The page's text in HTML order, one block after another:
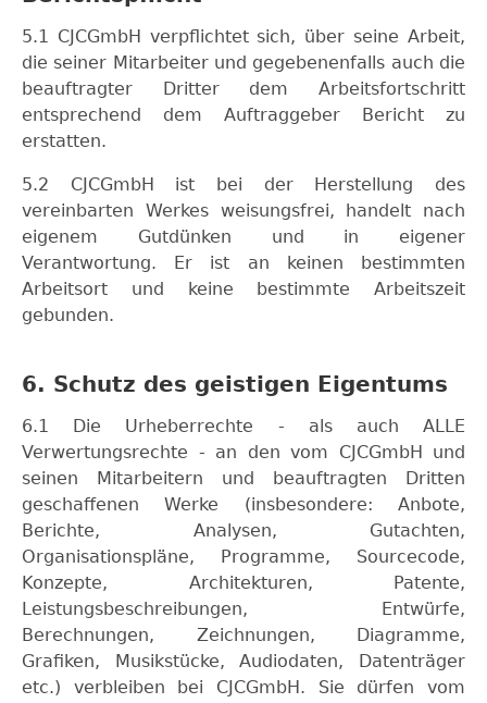
5.1 CJCGmbH verpflichtet sich, über seine Arbeit,
die seiner Mitarbeiter und gegebenenfalls auch die
beauftragter Dritter dem Arbeitsfortschritt
entsprechend dem Auftraggeber Bericht zu
erstatten.
5.2 CJCGmbH ist bei der Herstellung des
vereinbarten Werkes weisungsfrei, handelt nach
eigenem Gutdünken und in eigener
Verantwortung. Er ist an keinen bestimmten
Arbeitsort und keine bestimmte Arbeitszeit
gebunden.
6. Schutz des geistigen Eigentums
6.1 Die Urheberrechte - als auch ALLE
Verwertungsrechte - an den vom CJCGmbH und
seinen Mitarbeitern und beauftragten Dritten
geschaffenen Werke (insbesondere: Anbote,
Berichte, Analysen, Gutachten,
Organisationspläne, Programme, Sourcecode,
Konzepte, Architekturen, Patente,
Leistungsbeschreibungen, Entwürfe,
Berechnungen, Zeichnungen, Diagramme,
Grafiken, Musikstücke, Audiodaten, Datenträger
etc.) verbleiben bei CJCGmbH. Sie dürfen vom